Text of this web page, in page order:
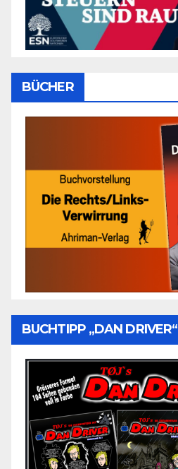
BÜCHER
BUCHTIPP „DAN DRIVER“